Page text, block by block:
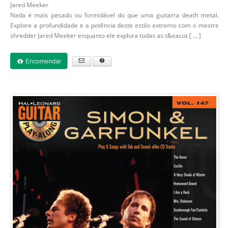
Jared Meeker
Nada é mais pesado ou formidável do que uma guitarra death metal.
Explore a profundidade e a potência deste estilo extremo com o mestre
shredder Jared Meeker enquanto ele explora todas as t&eacut [ ...]
Encomendar